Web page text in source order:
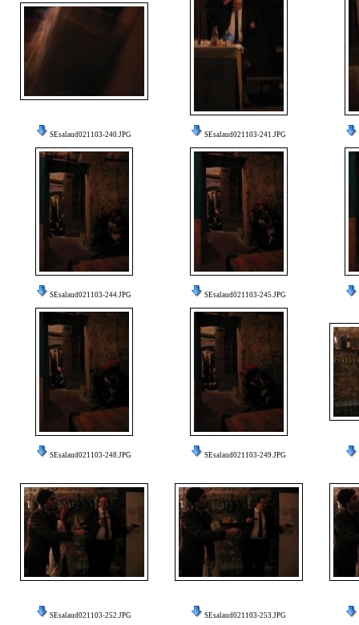
SEsalaud021103-240.JPG SEsalaud021103-241.JPG
SEsalaud021103-244.JPG SEsalaud021103-245.JPG
SEsalaud021103-248.JPG SEsalaud021103-249.JPG
SEsalaud021103-252.JPG SEsalaud021103-253.JPG